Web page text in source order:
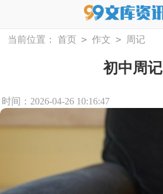
当前位置： 首页 > 作文 > 周记
初中周记
时间：2026-04-26 10:16:47